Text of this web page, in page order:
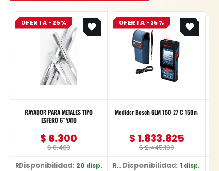
OFERTA -25%
RAYADOR PARA METALES TIPO
ESFERO 6″ YATO
$8.400
Original
price
was:
$ 8.400.
$ 6.300
Current
price
is:
$ 6.300.
Ref: YT-3740
Disponibilidad: 20 disp.
OFERTA -25%
Medidor Bosch GLM 150-27 C 150m
$2.445.100
Original
price
was:
$ 2.445.100.
$ 1.833.825
Current
price
is:
$ 1.833.825.
Ref: 0601.072.Z00-000Disponibilidad: 1 disp.